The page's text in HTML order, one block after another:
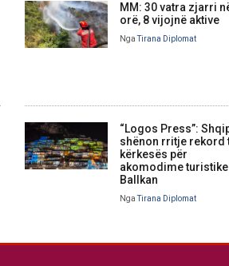
MM: 30 vatra zjarri
orë, 8 vijojnë aktive
Nga Tirana Diplomat
“Logos Press”:
shënon rritje rekord
kërkesës për
akomodime turistike
Ballkan
Nga Tirana Diplomat